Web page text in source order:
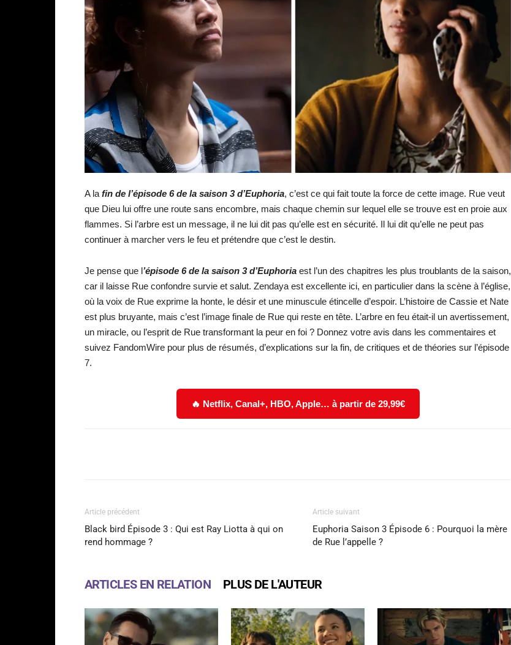
A la fin de l’épisode 6 de la saison 3 d’Euphoria, c’est ce qui fait toute la force de cette image. Rue veut
que Dieu lui offre une route sans encombre, mais chaque chemin sur lequel elle se trouve est en proie aux
flammes. Si l’arbre est un message, il ne lui dit pas qu’elle est en sécurité. Il lui dit qu’elle ne peut pas
continuer à marcher vers le feu et prétendre que c’est le destin.
Je pense que l’épisode 6 de la saison 3 d’Euphoria est l’un des chapitres les plus troublants de la saison,
car il laisse Rue confondre survie et salut. Zendaya est excellente ici, en particulier dans la scène à l’église,
où la voix de Rue exprime la honte, le désir et une minuscule étincelle d’espoir. L’histoire de Cassie et Nate
est plus bruyante, mais c’est l’image finale de Rue qui reste en tête. L’arbre en feu était-il un avertissement,
un miracle, ou l’esprit de Rue transformant la peur en foi ? Donnez votre avis dans les commentaires et
suivez FandomWire pour plus de résumés, d’explications sur la fin, de critiques et de théories sur l’épisode
7.
🔥 Netflix, Canal+, HBO, Apple… à partir de 29,99€
Article précédent
Black bird Épisode 3 : Qui est Ray Liotta à qui on
rend hommage ?
Article suivant
Euphoria Saison 3 Épisode 6 : Pourquoi la mère
de Rue l’appelle ?
ARTICLES EN RELATION PLUS DE L'AUTEUR